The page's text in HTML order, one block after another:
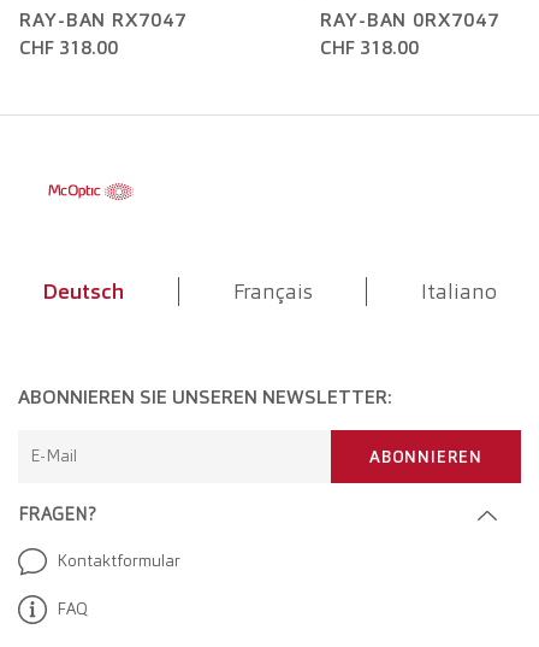
RAY-BAN RX7047
CHF 318.00
RAY-BAN 0RX7047
CHF 318.00
Deutsch Français Italiano
FRAGEN?
Kontaktformular
FAQ
ABONNIEREN SIE UNSEREN NEWSLETTER:
E-Mail ABONNIEREN